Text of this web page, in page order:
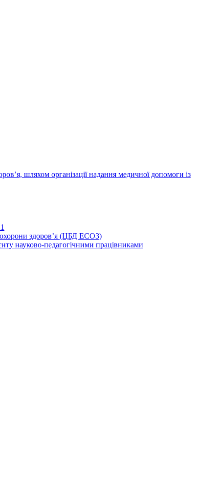
шляхом організації надання медичної допомоги із
здоров’я (ЦБД ЕСОЗ)
науково-педагогічними працівниками